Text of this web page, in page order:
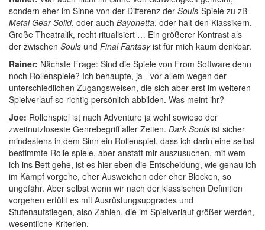
sondern eher im Sinne von der Differenz der Souls-Spiele zu zB
Metal Gear Solid, oder auch Bayonetta, oder halt den Klassikern.
Große Theatralik, recht ritualisiert … Ein größerer Kontrast als
der zwischen Souls und Final Fantasyist für mich kaum denkbar.
Rainer: Nächste Frage: Sind die Spiele von From Software denn
noch Rollenspiele? Ich behaupte, ja - vor allem wegen der
unterschiedlichen Zugangsweisen, die sich aber erst im weiteren
Spielverlauf so richtig persönlich abbilden. Was meint ihr?
Joe: Rollenspiel ist nach Adventure ja wohl sowieso der
zweitnutzloseste Genrebegriff aller Zeiten. Dark Souls ist sicher
mindestens in dem Sinn ein Rollenspiel, dass ich darin eine selbst
bestimmte Rolle spiele, aber anstatt mir auszusuchen, mit wem
ich ins Bett gehe, ist es hier eben die Entscheidung, wie genau ich
im Kampf vorgehe, eher Ausweichen oder eher Blocken, so
ungefähr. Aber selbst wenn wir nach der klassischen Definition
vorgehen erfüllt es mit Ausrüstungsupgrades und
Stufenaufstiegen, also Zahlen, die im Spielverlauf größer werden,
wesentliche Kriterien.